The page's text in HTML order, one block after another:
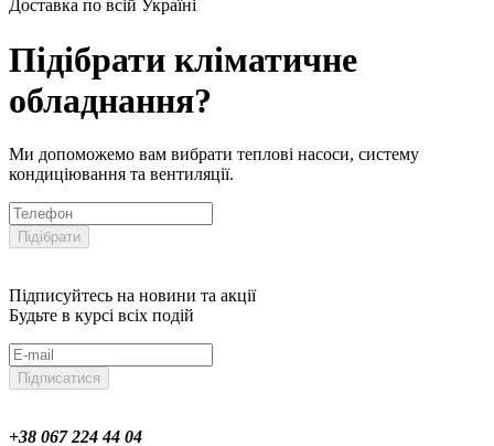
Доставка по всій Україні
Підібрати кліматичне
обладнання?
Ми допоможемо вам вибрати теплові насоси, систему
кондиціювання та вентиляції.
Підібрати
Підписуйтесь на новини та акції
Будьте в курсі всіх подій
Підписатися
+38 067 224 44 04